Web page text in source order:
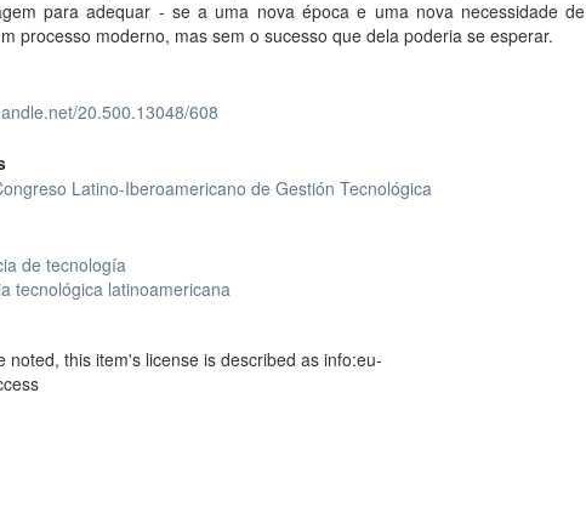
para adequar - se a uma nova época e uma nova necessidade de
processo moderno, mas sem o sucesso que dela poderia se esperar.
20.500.13048/608
Latino-Iberoamericano de Gestión Tecnológica
de tecnología
tecnológica latinoamericana
noted, this item's license is described as info:eu-